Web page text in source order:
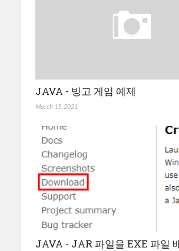
JAVA - 빙고 게임 예제
March 15, 2021
JAVA - JAR 파일을 EXE 파일